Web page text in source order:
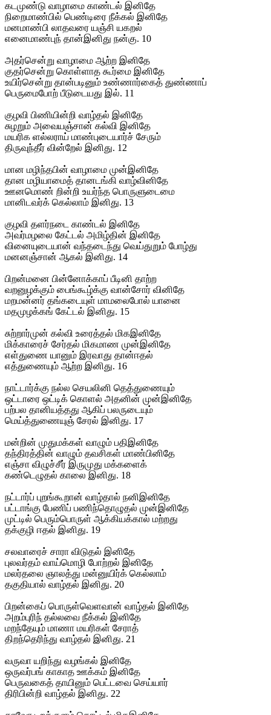
கடமுண்டு வாழாமை காண்டல் இனிதே
நிறைமாண்பில் பெண்டிரை நீக்கல் இனிதே
மனமாண்பி லாதவரை யஞ்சி யகறல்
எனைமாண்புந் தான்இனிது நன்கு. 10
அதர்சென்று வாழாமை ஆற்ற இனிதே
குதர்சென்று கொள்ளாத கூர்மை இனிதே
உயிர்சென்று தான்படினும் உண்ணார்கைத் துண்ணாப்
பெருமைபோற் பீடுடையது இல். 11
குழவி பிணியின்றி வாழ்தல் இனிதே
சுழறும் அவையஞ்சான் கல்வி இனிதே
மயரிக ளல்லராய் மாண்புடையார்ச் சேரும்
திருவுந்தீர் வின்றேல் இனிது. 12
மான மழிந்தபின் வாழாமை முன்இனிதே
தான மழியாமைத் தானடங்கி வாழ்வினிதே
ஊனமொண் றின்றி உயர்ந்த பொருளுடைமை
மானிடவர்க் கெல்லாம் இனிது. 13
குழவி தளர்நடை காண்டல் இனிதே
அவர்மழலை கேட்டல் அமிழ்தின் இனிதே
வினையுடையான் வந்தடைந்து வெய்துறும் போழ்து
மனனஞ்சான் ஆகல் இனிது. 14
பிறன்மனை பின்னோக்காப் பீடினி தாற்ற
வறனுழக்கும் பைங்கூழ்க்கு வான்சோர் வினிதே
மறமன்னர் தங்கடையுள் மாமலைபோல் யானை
மதமுழக்கங் கேட்டல் இனிது. 15
சுற்றார்முன் கல்வி உரைத்தல் மிகஇனிதே
மிக்காரைச் சேர்தல் மிகமாண முன்இனிதே
எள்துணை யானும் இரவாது தான்ஈதல்
எத்துணையும் ஆற்ற இனிது. 16
நாட்டார்க்கு நல்ல செயலினி தெத்துணையும்
ஒட்டாரை ஒட்டிக் கொளல் அதனின் முன்இனிதே
பற்பல தானியத்தது ஆகிப் பலருடையும்
மெய்த்துணையுஞ் சேரல் இனிது. 17
மன்றின் முதுமக்கள் வாழும் பதிஇனிதே
தந்திரத்தின் வாழும் தவசிகள் மாண்பினிதே
எஞ்சா விழுச்சீர் இருமுது மக்களைக்
கண்டெழுதல் காலை இனிது. 18
நட்டார்ப் புறங்கூறான் வாழ்தால் நனிஇனிதே
பட்டாங்கு பேணிப் பணிந்தொழுதல் முன்இனிதே
முட்டில் பெரும்பொருள் ஆக்கியக்கால் மற்றது
தக்குழி ஈதல் இனிது. 19
சலவாரைச் சாரா விடுதல் இனிதே
புலவர்தம் வாய்மொழி போற்றல் இனிதே
மலர்தலை ஞாலத்து மன்னுயிர்க் கெல்லாம்
தகுதியால் வாழ்தல் இனிது. 20
பிறன்கைப் பொருள்வெளவான் வாழ்தல் இனிதே
அறம்புரிந் தல்லவை நீக்கல் இனிதே
மறந்தேயும் மாணா மயரிகள் சேராத்
திறந்தெரிந்து வாழ்தல் இனிது. 21
வருவா யறிந்து வழங்கல் இனிதே
ஒருவர்பங் காகாத ஊக்கம் இனிதே
பெருவகைத் தாயினும் பெட்டவை செய்யார்
திரிபின்றி வாழ்தல் இனிது. 22